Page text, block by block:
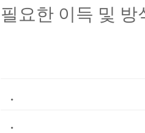
필요한 이득 및
.
.